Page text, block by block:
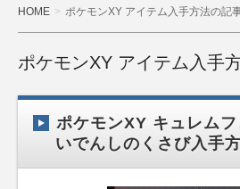
HOME ポケモンXY アイテム入手方法の記
ポケモンXY アイテム入手
ポケモンXY キュレム
いでんしのくさび入手